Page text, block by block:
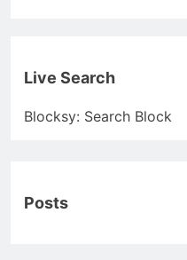
Live Search
Blocksy: Search Block
Posts